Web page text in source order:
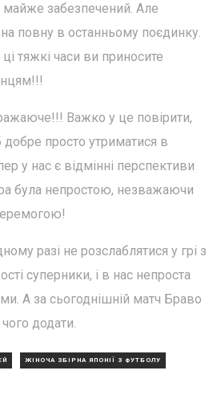
майже забезпечений. Але
повну в останньому поєдинку.
тяжкі часи ви приносите
Важко у це повірити,
просто утриматися в
у нас є відмінні перспективи
була непростою, незважаючи
разі не розслаблятися у грі з
суперники, і в нас непроста
А за сьогоднішній матч Браво
додати.
ЖІНОЧА ЗБІРНА ЯПОНІЇ З ФУТБОЛУ